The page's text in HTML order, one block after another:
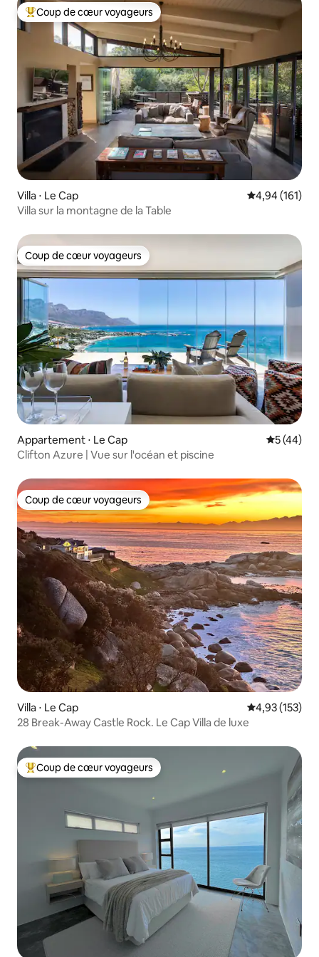
Coups de cœur voyageurs les plus appréciés
Coup de cœur voyageurs
Villa ⋅ Le Cap Évaluation
4,94 (161)
Villa sur la montagne de la Table
Coup de cœur voyageurs
Coup de cœur voyageurs
Appartement ⋅ Le Cap
5 (44)
Clifton Azure | Vue sur l'océan et piscine
Coup de cœur voyageurs
Coup de cœur voyageurs
Villa ⋅ Le Cap Évaluation
4,93 (153)
28 Break-Away Castle Rock. Le Cap Villa de luxe
Coups de cœur voyageurs les plus appréciés
Coup de cœur voyageurs